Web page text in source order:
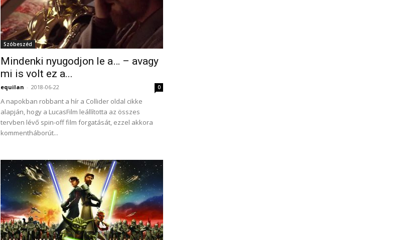
Szóbeszéd
Mindenki nyugodjon le a… – avagy
mi is volt ez a...
equilan - 2018-06-22 0
A napokban robbant a hír a Collider oldal cikke
alapján, hogy a LucasFilm leállította az összes
tervben lévő spin-off film forgatását, ezzel akkora
kommentháborút...